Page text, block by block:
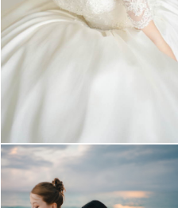
チャペルでの撮影